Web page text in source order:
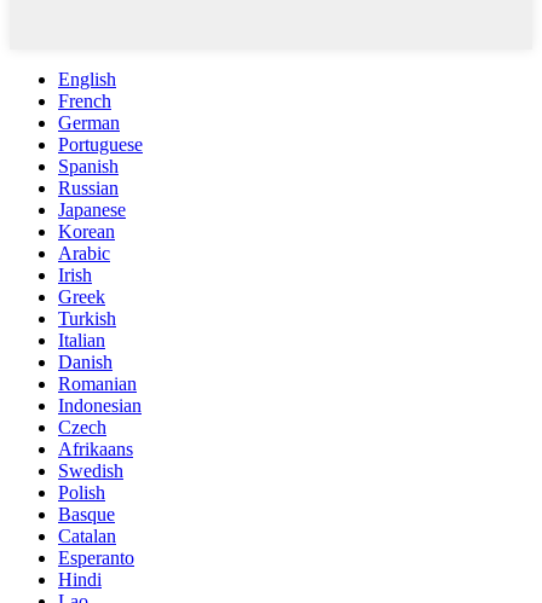
English
French
German
Portuguese
Spanish
Russian
Japanese
Korean
Arabic
Irish
Greek
Turkish
Italian
Danish
Romanian
Indonesian
Czech
Afrikaans
Swedish
Polish
Basque
Catalan
Esperanto
Hindi